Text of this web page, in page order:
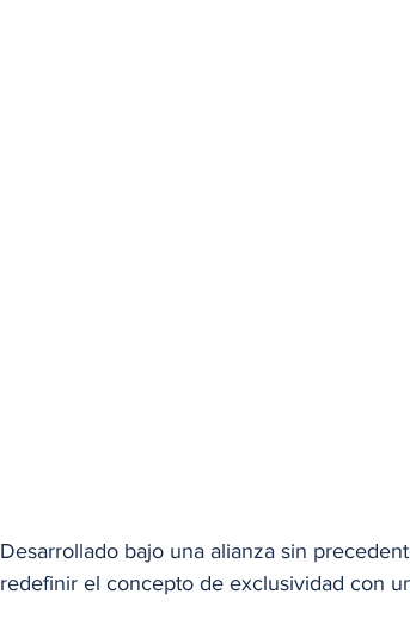
Desarrollado bajo una alianza sin
redefinir el concepto de exclusividad con